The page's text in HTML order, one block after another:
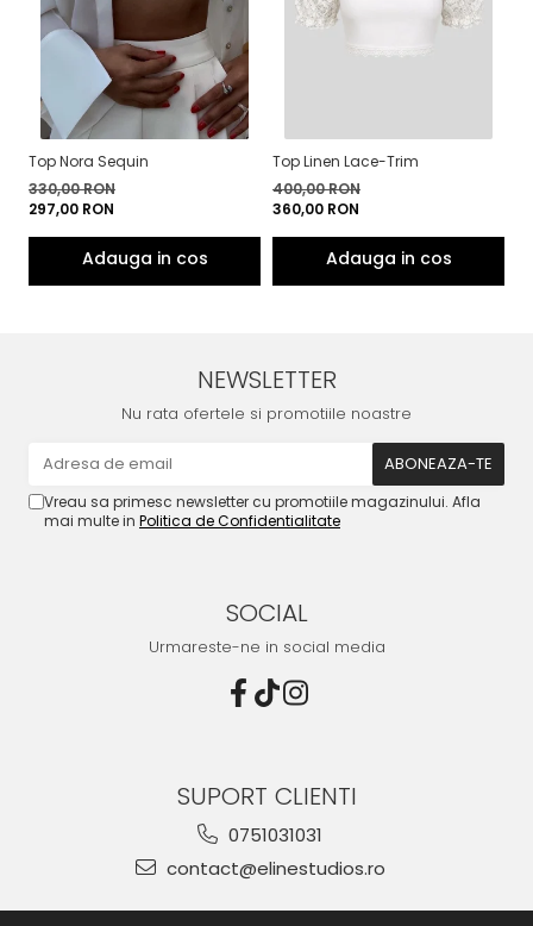
Top Nora Sequin
330,00 RON
297,00 RON
Top Linen Lace-Trim
400,00 RON
360,00 RON
NEWSLETTER
Nu rata ofertele si promotiile noastre
Vreau sa primesc newsletter cu promotiile magazinului. Afla
mai multe in Politica de Confidentialitate
SOCIAL
Urmareste-ne in social media
SUPORT CLIENTI
0751031031
contact@elinestudios.ro